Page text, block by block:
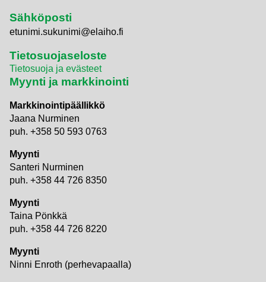
Sähköposti
etunimi.sukunimi@elaiho.fi
Tietosuojaseloste
Tietosuoja ja evästeet
Myynti ja markkinointi
Markkinointipäällikkö
Jaana Nurminen
puh. +358 50 593 0763
Myynti
Santeri Nurminen
puh. +358 44 726 8350
Myynti
Taina Pönkkä
puh. +358 44 726 8220
Myynti
Ninni Enroth (perhevapaalla)